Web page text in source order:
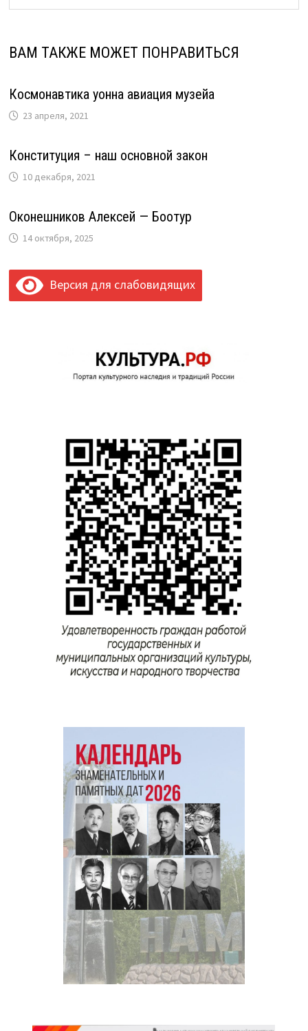
ВАМ ТАКЖЕ МОЖЕТ ПОНРАВИТЬСЯ
Космонавтика уонна авиация музейа
23 апреля, 2021
Конституция – наш основной закон
10 декабря, 2021
Оконешников Алексей — Боотур
14 октября, 2025
Версия для слабовидящих